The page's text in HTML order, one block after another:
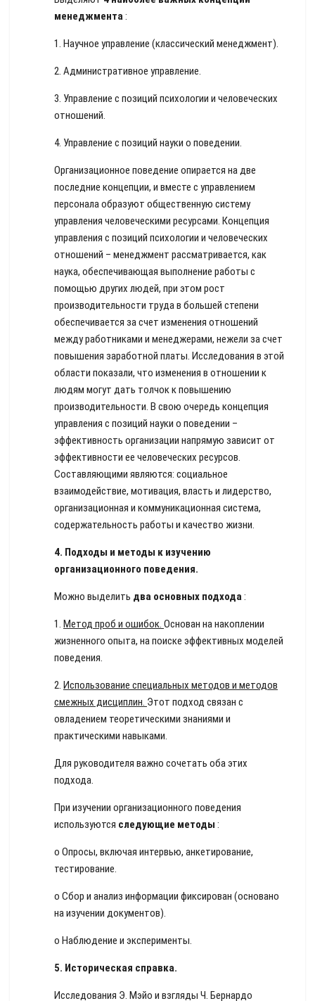
менеджмента:
1. Научное управление (классический менеджмент).
2. Административное управление.
3. Управление с позиций психологии и человеческих
отношений.
4. Управление с позиций науки о поведении.
Организационное поведение опирается на две
последние концепции, и вместе с управлением
персонала образуют общественную систему
управления человеческими ресурсами. Концепция
управления с позиций психологии и человеческих
отношений – менеджмент рассматривается, как
наука, обеспечивающая выполнение работы с
помощью других людей, при этом рост
производительности труда в большей степени
обеспечивается за счет изменения отношений
между работниками и менеджерами, нежели за счет
повышения заработной платы. Исследования в этой
области показали, что изменения в отношении к
людям могут дать толчок к повышению
производительности. В свою очередь концепция
управления с позиций науки о поведении –
эффективность организации напрямую зависит от
эффективности ее человеческих ресурсов.
Составляющими являются: социальное
взаимодействие, мотивация, власть и лидерство,
организационная и коммуникационная система,
содержательность работы и качество жизни.
4. Подходы и методы к изучению
организационного поведения.
Можно выделить два основных подхода:
1. Метод проб и ошибок. Основан на накоплении
жизненного опыта, на поиске эффективных моделей
поведения.
2. Использование специальных методов и методов
смежных дисциплин. Этот подход связан с
овладением теоретическими знаниями и
практическими навыками.
Для руководителя важно сочетать оба этих
подхода.
При изучении организационного поведения
используются следующие методы :
o Опросы, включая интервью, анкетирование,
тестирование.
o Сбор и анализ информации фиксирован (основано
на изучении документов).
o Наблюдение и эксперименты.
5. Историческая справка.
Исследования Э. Мэйо и взгляды Ч. Бернардо